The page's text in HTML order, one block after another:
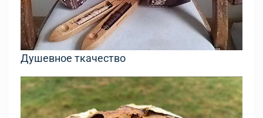
Душевное ткачество